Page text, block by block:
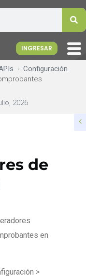
INGRESAR
Configuración
2026
de
en
>